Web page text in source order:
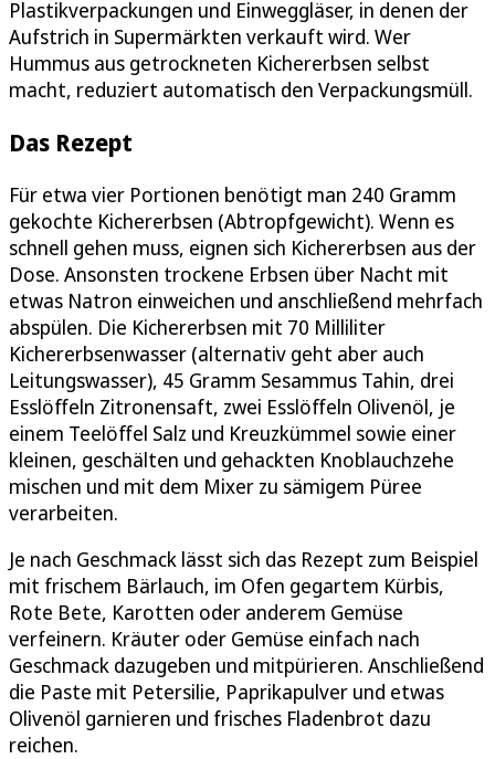
Plastikverpackungen und Einweggläser, in denen der
Aufstrich in Supermärkten verkauft wird. Wer
Hummus aus getrockneten Kichererbsen selbst
macht, reduziert automatisch den Verpackungsmüll.
Das Rezept
Für etwa vier Portionen benötigt man 240 Gramm
gekochte Kichererbsen (Abtropfgewicht). Wenn es
schnell gehen muss, eignen sich Kichererbsen aus der
Dose. Ansonsten trockene Erbsen über Nacht mit
etwas Natron einweichen und anschließend mehrfach
abspülen. Die Kichererbsen mit 70 Milliliter
Kichererbsenwasser (alternativ geht aber auch
Leitungswasser), 45 Gramm Sesammus Tahin, drei
Esslöffeln Zitronensaft, zwei Esslöffeln Olivenöl, je
einem Teelöffel Salz und Kreuzkümmel sowie einer
kleinen, geschälten und gehackten Knoblauchzehe
mischen und mit dem Mixer zu sämigem Püree
verarbeiten.
Je nach Geschmack lässt sich das Rezept zum Beispiel
mit frischem Bärlauch, im Ofen gegartem Kürbis,
Rote Bete, Karotten oder anderem Gemüse
verfeinern. Kräuter oder Gemüse einfach nach
Geschmack dazugeben und mitpürieren. Anschließend
die Paste mit Petersilie, Paprikapulver und etwas
Olivenöl garnieren und frisches Fladenbrot dazu
reichen.